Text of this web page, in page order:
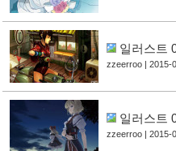
일러스트
다 [6]
zzeerroo | 2015-
일러스트
다 [7]
zzeerroo | 2015-